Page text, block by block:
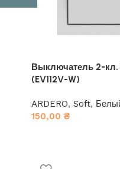
Выключатель 2-кл.
(EV112V-W)
ARDERO, Soft,
150,00 ₴